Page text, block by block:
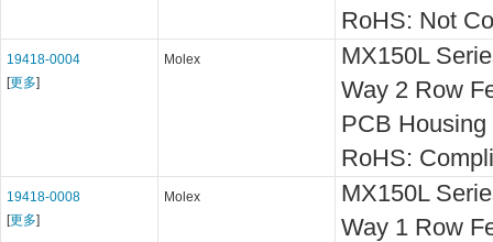
RoHS: Not
19418-0004
[更多]
Molex
MX150L
Way 2 Row
PCB Housing
RoHS:
19418-0008
[更多]
Molex
MX150L
Way 1 Row